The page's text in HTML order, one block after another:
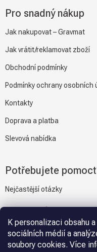
K personalizaci obsahu
sociálních médií a
soubory cookies. Více
Pro snadný nákup
Jak nakupovat – Gravmat
Jak vrátit/reklamovat zboží
Obchodní podmínky
Podmínky ochrany osobních
Kontakty
Doprava a platba
Slevová nabídka
Potřebujete
Nejčastější otázky